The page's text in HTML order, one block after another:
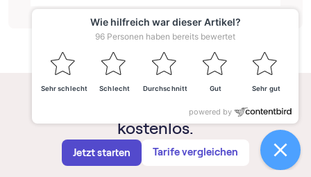
Teste alle Funktionen 14 Tage
kostenlos.
Jetzt starten Tarife vergleichen